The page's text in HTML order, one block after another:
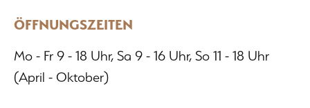
ÖFFNUNGSZEITEN
Mo - Fr 9 - 18 Uhr, Sa 9 - 16 Uhr, So 11 - 18 Uhr
(April - Oktober)